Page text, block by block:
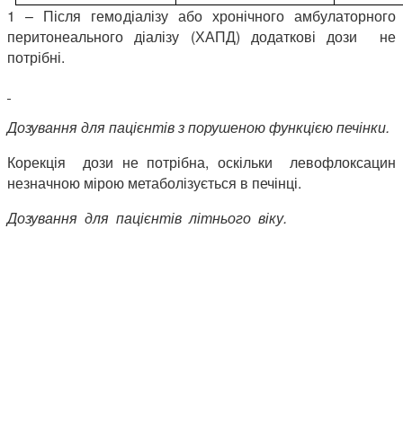
1 – Після гемодіалізу або хронічного амбулаторного
перитонеального діалізу (ХАПД) додаткові дози не
потрібні.
Дозування для пацієнтів з порушеною функцією печінки.
Корекція дози не потрібна, оскільки левофлоксацин
незначною мірою метаболізується в печінці.
Дозування для пацієнтів літнього віку.